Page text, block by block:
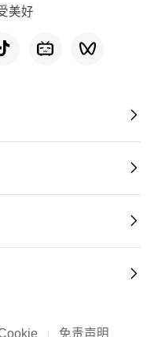
美好
免责声明